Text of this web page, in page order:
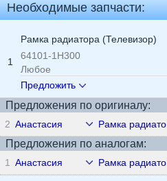
Необходимые запчасти:
1
Рамка радиатора (Телевизор)
64101-1H300
Любое
Предложить
Предложения по оригиналу:
2 Анастасия Рамка
Предложения по аналогам:
1 Анастасия Рамка